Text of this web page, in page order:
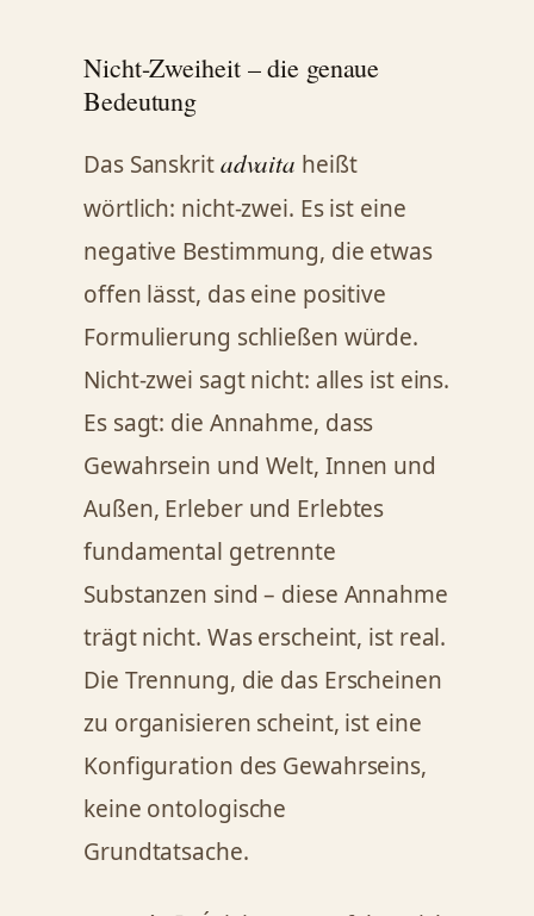
Nicht-Zweiheit – die genaue
Bedeutung
Das Sanskritadvaita heißt
wörtlich: nicht-zwei. Es ist eine
negative Bestimmung, die etwas
offen lässt, das eine positive
Formulierung schließen würde.
Nicht-zwei sagt nicht: alles ist eins.
Es sagt: die Annahme, dass
Gewahrsein und Welt, Innen und
Außen, Erleber und Erlebtes
fundamental getrennte
Substanzen sind – diese Annahme
trägt nicht. Was erscheint, ist real.
Die Trennung, die das Erscheinen
zu organisieren scheint, ist eine
Konfiguration des Gewahrseins,
keine ontologische
Grundtatsache.